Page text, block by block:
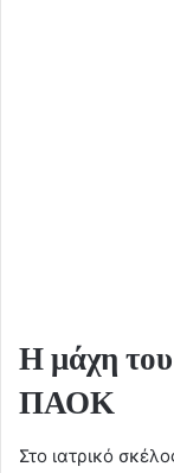
Η μάχη
ΠΑΟΚ
Στο ιατρικό